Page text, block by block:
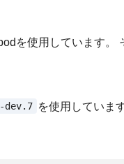
を使用しています。
dev.7 を使用しています